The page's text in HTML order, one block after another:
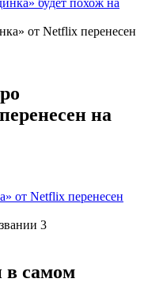
на
от Netflix перенесен
в самом